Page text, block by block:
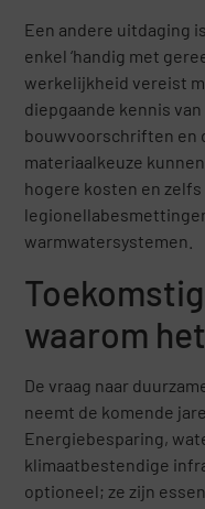
Een andere uitdaging
enkel ‘handig met
werkelijkheid vereist
diepgaande kennis
bouwvoorschriften en
materiaalkeuze
hogere kosten en zelfs
warmwatersystemen.
waarom
De vraag naar
neemt de komende
Energiebesparing,
klimaatbestendige
optioneel; ze zijn